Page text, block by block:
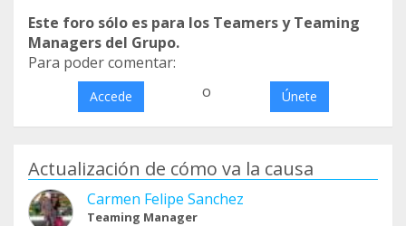
Este foro sólo es para los Teamers y Teaming
Managers del Grupo.
Para poder comentar:
Accede o Únete
Actualización de cómo va la causa
Carmen Felipe Sanchez
Teaming Manager